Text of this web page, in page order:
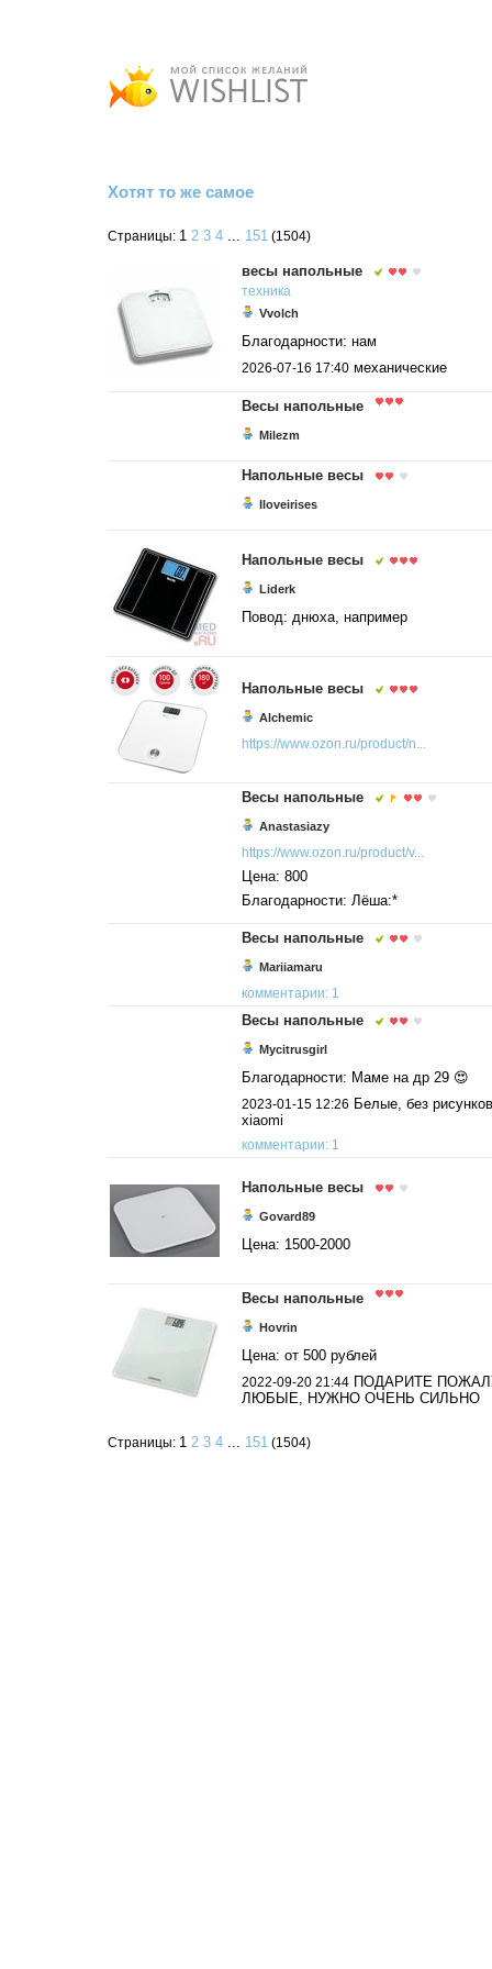
Хотят то же самое
Страницы: 1 2 3 4 ... 151 (1504)
весы напольные
техника
Vvolch
Благодарности: нам
2026-07-16 17:40 механические
Весы напольные
Milezm
Напольные весы
Iloveirises
Напольные весы
Liderk
Повод: днюха, например
Напольные весы
Alchemic
https://www.ozon.ru/product/n...
Весы напольные
Anastasiazy
https://www.ozon.ru/product/v...
Цена: 800
Благодарности: Лёша:*
Весы напольные
Mariiamaru
комментарии: 1
Весы напольные
Mycitrusgirl
Благодарности: Маме на др 29 😍
2023-01-15 12:26 Белые, без
xiaomi
комментарии: 1
Напольные весы
Govard89
Цена: 1500-2000
Весы напольные
Hovrin
Цена: от 500 рублей
2022-09-20 21:44 ПОДАРИТЕ
ЛЮБЫЕ, НУЖНО ОЧЕНЬ СИЛЬНО
Страницы: 1 2 3 4 ... 151 (1504)